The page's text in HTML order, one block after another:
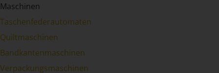
Maschinen
Taschenfederautomaten
Quiltmaschinen
Bandkantenmaschinen
Verpackungsmaschinen